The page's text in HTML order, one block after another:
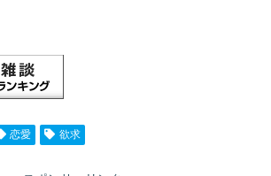
恋愛 欲求